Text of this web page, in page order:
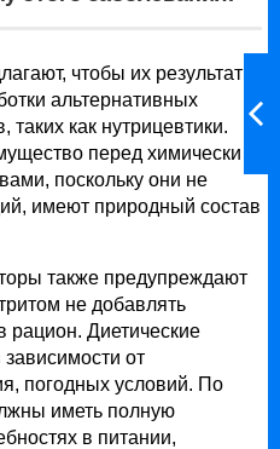
чтобы их результаты
альтернативных
как нутрицевтики.
перед химически
поскольку они не
имеют природный состав
также предупреждают
не добавлять
рацион. Диетические
от
погодных условий. По
иметь полную
в питании,